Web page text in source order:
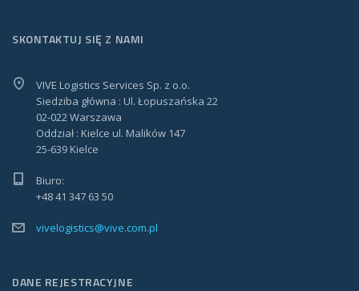
SKONTAKTUJ SIĘ Z NAMI
VIVE Logistics Services Sp. z o.o.
Siedziba główna : Ul. Łopuszańska 22
02-022 Warszawa
Oddział : Kielce ul. Malików 147
25-639 Kielce
Biuro:
+48 41 347 63 50
vivelogistics@vive.com.pl
DANE REJESTRACYJNE